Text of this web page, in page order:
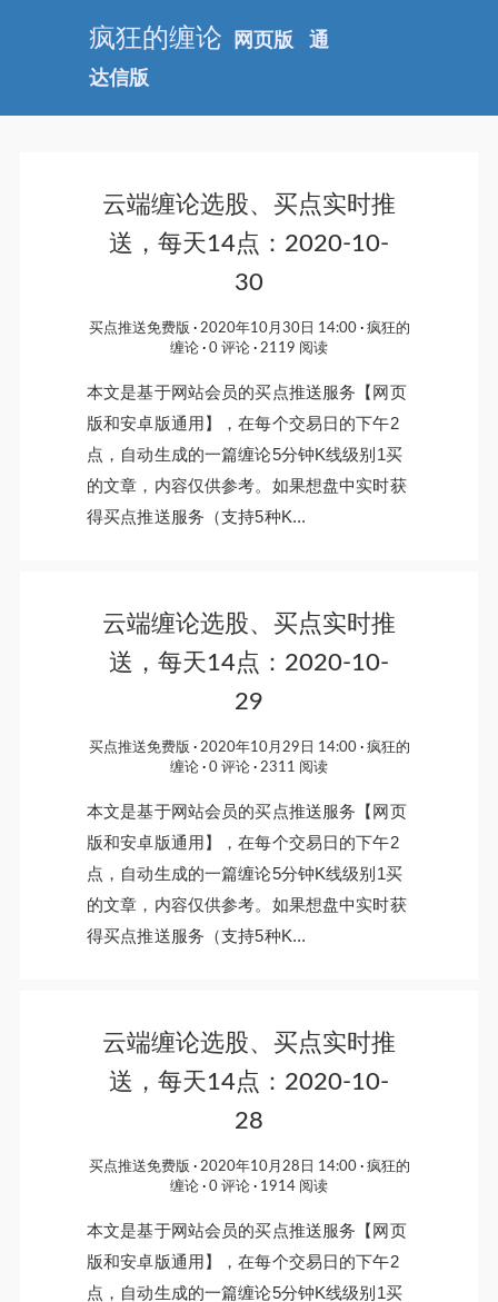
疯狂的缠论 网页版
通
达信版
云端缠论选股、买点实时推
送，每天14点：2020-10-
30
买点推送免费版 2020年10月30日 14:00
疯狂的
缠论
0 评论 2119 阅读
本文是基于网站会员的买点推送服务【网页
版和安卓版通用】，在每个交易日的下午2
点，自动生成的一篇缠论5分钟K线级别1买
的文章，内容仅供参考。如果想盘中实时获
得买点推送服务（支持5种K...
云端缠论选股、买点实时推
送，每天14点：2020-10-
29
买点推送免费版 2020年10月29日 14:00
疯狂的
缠论
0 评论 2311 阅读
本文是基于网站会员的买点推送服务【网页
版和安卓版通用】，在每个交易日的下午2
点，自动生成的一篇缠论5分钟K线级别1买
的文章，内容仅供参考。如果想盘中实时获
得买点推送服务（支持5种K...
云端缠论选股、买点实时推
送，每天14点：2020-10-
28
买点推送免费版 2020年10月28日 14:00
疯狂的
缠论
0 评论 1914 阅读
本文是基于网站会员的买点推送服务【网页
版和安卓版通用】，在每个交易日的下午2
点，自动生成的一篇缠论5分钟K线级别1买